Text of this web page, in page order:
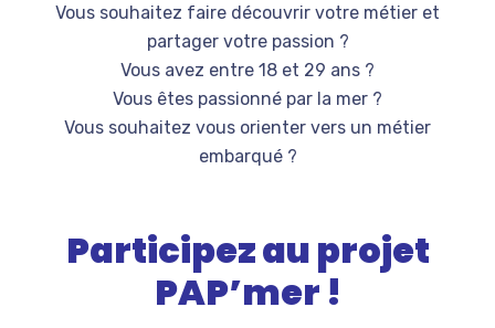
Vous souhaitez faire découvrir votre métier et
partager votre passion ?
Vous avez entre 18 et 29 ans ?
Vous êtes passionné par la mer ?
Vous souhaitez vous orienter vers un métier
embarqué ?
Participez au projet
PAP’mer !